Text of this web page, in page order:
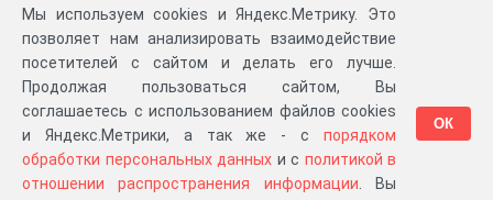
Разработка компании «Великіе предки», 2023-2026 гг. Блог.Суть проекта
Персональные данные.Распространение информации . ЧаВО. Сборка 111.37
Мы используем cookies и Яндекс.Метрику. Это
позволяет нам анализировать взаимодействие
посетителей с сайтом и делать его лучше.
Продолжая пользоваться сайтом, Вы
соглашаетесь с использованием файлов cookies
и Яндекс.Метрики, а так же - с порядком
обработки персональных данных и с политикой в
отношении распространения информации . Вы
ОК